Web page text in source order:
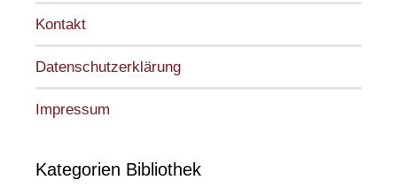
Kontakt
Datenschutzerklärung
Impressum
Kategorien Bibliothek